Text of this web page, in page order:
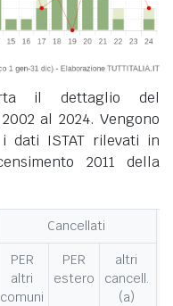
il dettaglio del
al 2024. Vengono
dati ISTAT rilevati in
2011 della
Cancellati
PER
altri
comuni
PER
estero
altri
cancell.
(a)